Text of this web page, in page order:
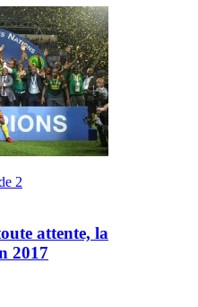
2
attente, la
2017